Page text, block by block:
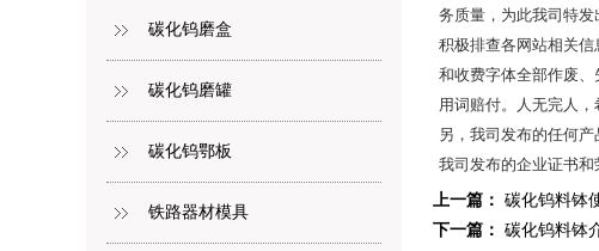
碳化钨磨盒
碳化钨磨罐
碳化钨鄂板
铁路器材模具
务质量，为此我司特发
积极排查各网站相关
和收费字体全部作废
用词赔付。人无完人
另，我司发布的任何
我司发布的企业证书和
上一篇： 碳化钨料钵
下一篇： 碳化钨料钵